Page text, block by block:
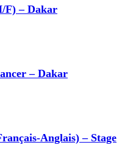
F) – Dakar
– Dakar
Anglais) – Stage